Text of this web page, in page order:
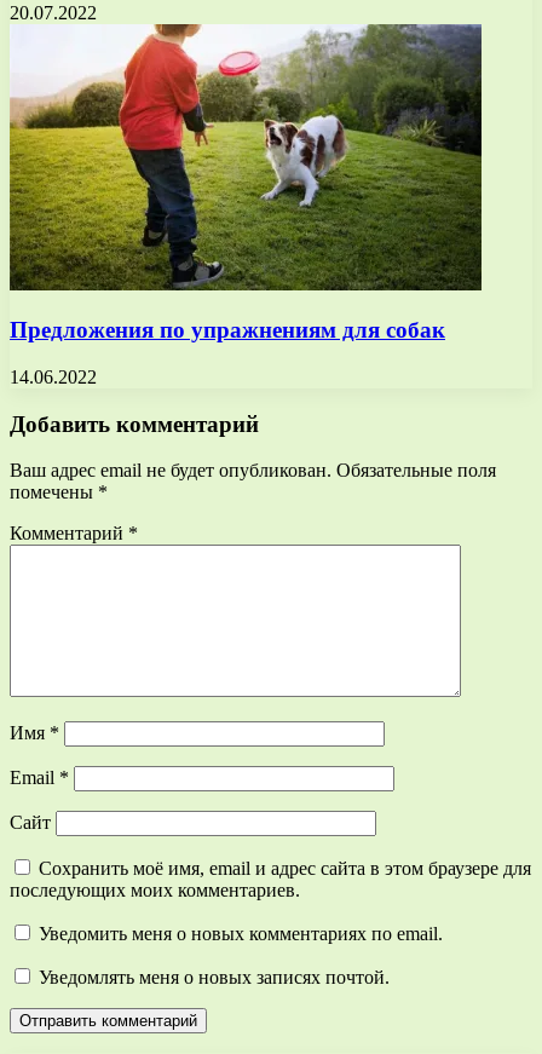
20.07.2022
Предложения по упражнениям для собак
14.06.2022
Добавить комментарий
Ваш адрес email не будет опубликован. Обязательные поля
помечены *
Комментарий *
Имя *
Email *
Сайт
Сохранить моё имя, email и адрес сайта в этом браузере для
последующих моих комментариев.
Уведомить меня о новых комментариях по email.
Уведомлять меня о новых записях почтой.